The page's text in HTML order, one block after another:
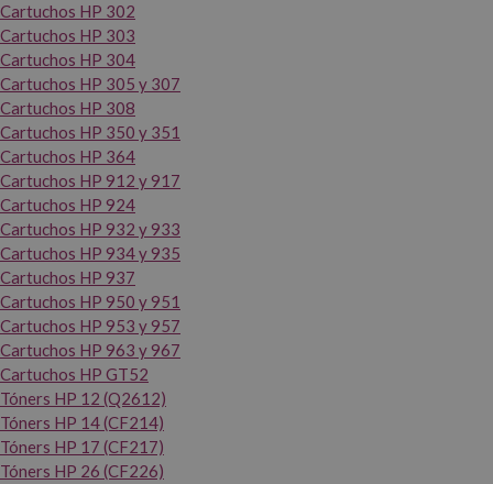
Cartuchos HP 302
Cartuchos HP 303
Cartuchos HP 304
Cartuchos HP 305 y 307
Cartuchos HP 308
Cartuchos HP 350 y 351
Cartuchos HP 364
Cartuchos HP 912 y 917
Cartuchos HP 924
Cartuchos HP 932 y 933
Cartuchos HP 934 y 935
Cartuchos HP 937
Cartuchos HP 950 y 951
Cartuchos HP 953 y 957
Cartuchos HP 963 y 967
Cartuchos HP GT52
Tóners HP 12 (Q2612)
Tóners HP 14 (CF214)
Tóners HP 17 (CF217)
Tóners HP 26 (CF226)